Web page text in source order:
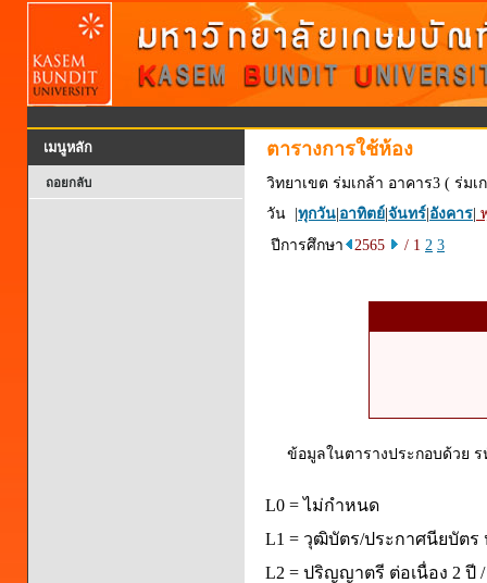
เมนูหลัก
ถอยกลับ
ตารางการใช้ห้อง
วิทยาเขต ร่มเกล้า อาคาร3 ( ร่มเ
วัน | ทุกวัน อาทิตย์ จันทร์ อังคาร
ปีการศึกษา
2565 / 1 2 3
ข้อมูลในตารางประกอบด้วย
L0 = ไม่กำหนด
L1 = วุฒิบัตร/ประกาศนียบัตร
L2 = ปริญญาตรี ต่อเนื่อง 2 ปี